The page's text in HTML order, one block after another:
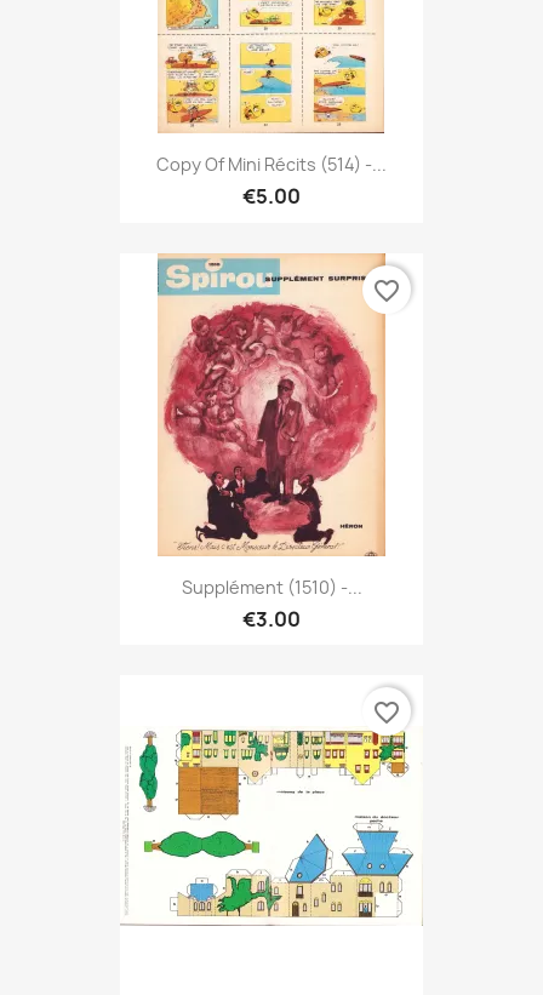
Copy Of Mini Récits (514) -...
€5.00
Supplément (1510) -...
€3.00
favorite_border
favorite_border